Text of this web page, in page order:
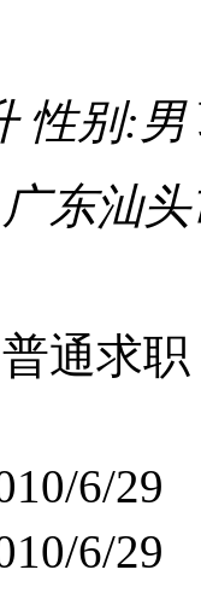
性别:男
东汕
通求职
6/29
6/29